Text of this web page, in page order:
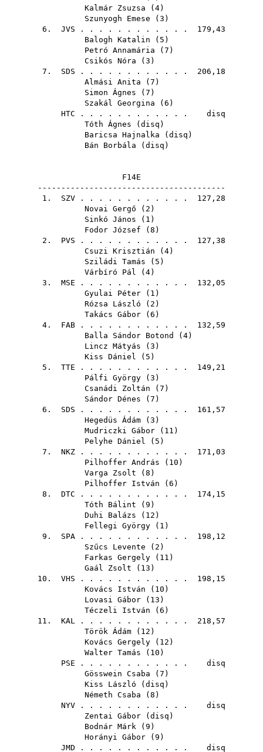
Kalmár Zsuzsa ( 4)
Szunyogh Emese ( 3 )
6. JVS . . . . . . . . . . . . 179,43
Balogh Katalin ( 5 )
Petró Annamária ( 7 )
Csikós Nóra ( 3 )
7. SDS . . . . . . . . . . . . 206,18
Almási Anita ( 7 )
Simon Ágnes ( 7 )
Szakál Georgina ( 6 )
HTC . . . . . . . . . . . . disq
Tóth Ágnes ( disq )
Baricsa Hajnalka ( disq )
Bán Borbála ( disq )
F14E
----------------------------------------
1. SZV . . . . . . . . . . . . 127,28
Novai Gergő ( 2 )
Sinkó János ( 1 )
Fodor József ( 8 )
2. PVS . . . . . . . . . . . . 127,38
Csuzi Krisztián ( 4)
Sziládi Tamás ( 5 )
Várbíró Pál ( 4)
3. MSE . . . . . . . . . . . . 132,05
Gyulai Péter ( 1 )
Rózsa László ( 2 )
Takács Gábor ( 6 )
4. FAB . . . . . . . . . . . . 132,59
Balla Sándor Botond
( 4)
Lincz Mátyás ( 3 )
Kiss Dániel ( 5 )
5. TTE . . . . . . . . . . . . 149,21
Pálfi György ( 3 )
Csanádi Zoltán ( 7 )
Sándor Dénes ( 7 )
6. SDS . . . . . . . . . . . . 161,57
Hegedüs Ádám ( 3 )
Mudriczki Gábor ( 11 )
Pelyhe Dániel ( 5 )
7. NKZ . . . . . . . . . . . . 171,03
Pilhoffer András ( 10 )
Varga Zsolt ( 8 )
Pilhoffer István ( 6 )
8. DTC . . . . . . . . . . . . 174,15
Tóth Bálint ( 9 )
Duhi Balázs ( 12 )
Fellegi György ( 1 )
9. SPA . . . . . . . . . . . . 198,12
Szűcs Levente ( 2 )
Farkas Gergely ( 11 )
Gaál Zsolt ( 13 )
10. VHS . . . . . . . . . . . . 198,15
Kovács István ( 10 )
Lovasi Gábor ( 13 )
Téczeli István ( 6 )
11. KAL . . . . . . . . . . . . 218,57
Török Ádám ( 12 )
Kovács Gergely ( 12 )
Walter Tamás ( 10 )
PSE . . . . . . . . . . . . disq
Gösswein Csaba ( 7 )
Kiss László ( disq )
Németh Csaba ( 8 )
NYV . . . . . . . . . . . . disq
Zentai Gábor ( disq )
Bodnár Márk ( 9 )
Horányi Gábor ( 9 )
JMD . . . . . . . . . . . . disq